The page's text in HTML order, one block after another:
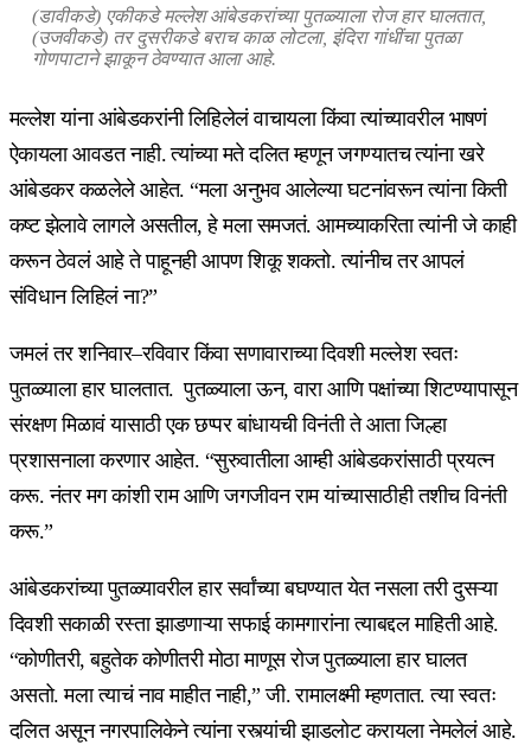
(डावीकडे) एकीकडे मल्लेश आंबेडकरांच्या पुतळ्याला रोज हार घालतात,
(उजवीकडे) तर दुसरीकडे बराच काळ लोटला, इंदिरा गांधींचा पुतळा
गोणपाटाने झाकून ठेवण्यात आला आहे.
मल्लेश यांना आंबेडकरांनी लिहिलेलं वाचायला किंवा त्यांच्यावरील भाषणं
ऐकायला आवडत नाही. त्यांच्या मते दलित म्हणून जगण्यातच त्यांना खरे
आंबेडकर कळलेले आहेत. “मला अनुभव आलेल्या घटनांवरून त्यांना किती
कष्ट झेलावे लागले असतील, हे मला समजतं. आमच्याकरिता त्यांनी जे काही
करून ठेवलं आहे ते पाहूनही आपण शिकू शकतो. त्यांनीच तर आपलं
संविधान लिहिलं ना?”
जमलं तर शनिवार–रविवार किंवा सणावाराच्या दिवशी मल्लेश स्वतः
पुतळ्याला हार घालतात. पुतळ्याला ऊन, वारा आणि पक्षांच्या शिटण्यापासून
संरक्षण मिळावं यासाठी एक छप्पर बांधायची विनंती ते आता जिल्हा
प्रशासनाला करणार आहेत. “सुरुवातीला आम्ही आंबेडकरांसाठी प्रयत्न
करू. नंतर मग कांशी राम आणि जगजीवन राम यांच्यासाठीही तशीच विनंती
करू.”
आंबेडकरांच्या पुतळ्यावरील हार सर्वांच्या बघण्यात येत नसला तरी दुसऱ्या
दिवशी सकाळी रस्ता झाडणाऱ्या सफाई कामगारांना त्याबद्दल माहिती आहे.
“कोणीतरी, बहुतेक कोणीतरी मोठा माणूस रोज पुतळ्याला हार घालत
असतो. मला त्याचं नाव माहीत नाही,” जी. रामालक्ष्मी म्हणतात. त्या स्वतः
दलित असून नगरपालिकेने त्यांना रस्त्यांची झाडलोट करायला नेमलेलं आहे.